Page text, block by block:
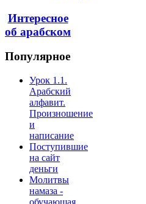
Интересное
об арабском
Популярное
Урок 1.1.
Арабский
алфавит.
Произношение
и
написание
Поступившие
на сайт
деньги
Молитвы
намаза -
обучающая